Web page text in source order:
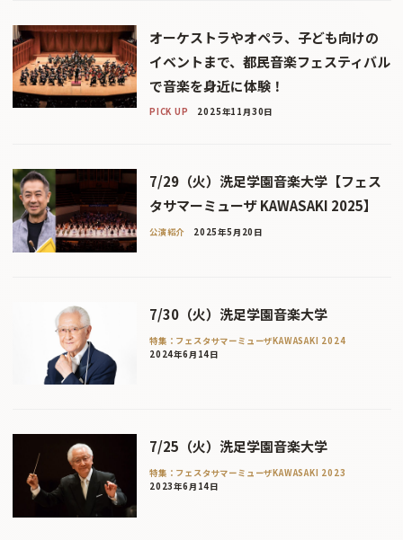
オーケストラやオペラ、子ども向けの
イベントまで、都民音楽フェスティバル
で音楽を身近に体験！
PICK UP 2025年11月30日
7/29（火）洗足学園音楽大学【フェス
タサマーミューザ KAWASAKI 2025】
公演紹介 2025年5月20日
7/30（火）洗足学園音楽大学
特集：フェスタサマーミューザKAWASAKI 2024
2024年6月14日
7/25（火）洗足学園音楽大学
特集：フェスタサマーミューザKAWASAKI 2023
2023年6月14日